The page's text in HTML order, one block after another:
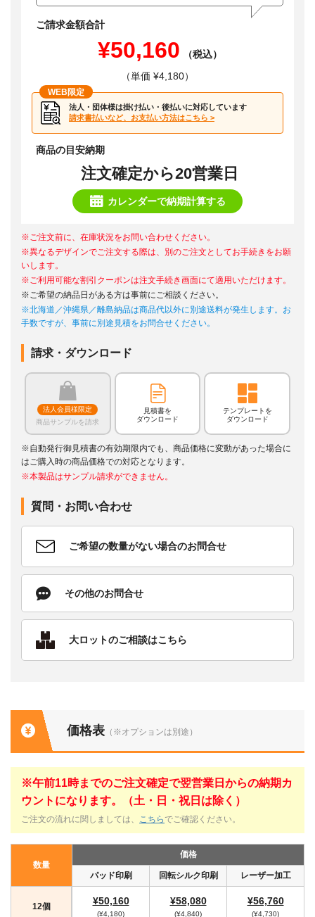
ご請求金額合計
¥50,160
（税込）
（単価 ¥4,180）
WEB限定
法人・団体様は掛け払い・後払いに対応しています
請求書払いなど、お支払い方法はこちら >
商品の目安納期
注文確定から20営業日
カレンダーで納期計算する
※ご注文前に、在庫状況をお問い合わせください。
※異なるデザインでご注文する際は、別のご注文としてお手続きをお願
いします。
※ご利用可能な割引クーポンは注文手続き画面にて適用いただけます。
※ご希望の納品日がある方は事前にご相談ください。
※北海道／沖縄県／離島納品は商品代以外に別途送料が発生します。お
手数ですが、事前に別途見積をお問合せください。
請求・ダウンロード
法人会員様限定
商品サンプルを請求
見積書を
ダウンロード
テンプレートを
ダウンロード
※自動発行御見積書の有効期限内でも、商品価格に変動があった場合に
はご購入時の商品価格での対応となります。
※本製品はサンプル請求ができません。
質問・お問い合わせ
ご希望の数量がない場合のお問合せ
その他のお問合せ
大ロットのご相談はこちら
価格表 （※オプションは別途）
※午前11時までのご注文確定で翌営業日からの納期カ
ウントになります。（土・日・祝日は除く）
ご注文の流れに関しましては、 こちら でご確認ください。
数量
価格
パッド印刷 回転シルク印刷 レーザー加工
12個 ¥50,160
(¥4,180)
¥58,080
(¥4,840)
¥56,760
(¥4,730)